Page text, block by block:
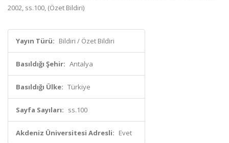
2002, ss.100, (Özet Bildiri)
Yayın Türü: Bildiri / Özet Bildiri
Basıldığı Şehir: Antalya
Basıldığı Ülke: Türkiye
Sayfa Sayıları: ss.100
Akdeniz Üniversitesi Adresli: Evet